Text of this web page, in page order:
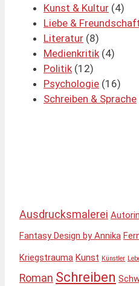
Kunst & Kultur (4)
Liebe &
Literatur (8)
Medienkritik(4)
Politik(12)
Psychologie (16)
Schreiben & Sprache
Ausdrucksmalerei Autorin
Fantasy Design by Annika
Kriegstrauma Kunst Künstler
Roman Schreiben